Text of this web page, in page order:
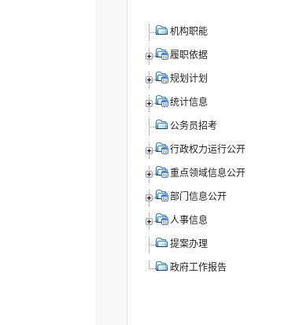
机构职能
履职依据
规划计划
统计信息
公务员招考
行政权力运行公开
重点领域信息公开
部门信息公开
人事信息
提案办理
政府工作报告